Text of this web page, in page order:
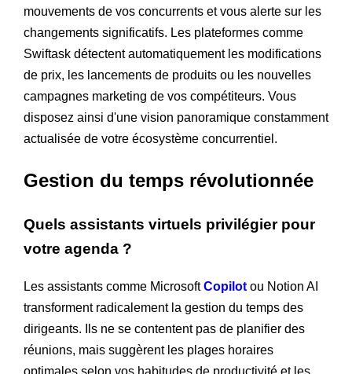
mouvements de vos concurrents et vous alerte sur les
changements significatifs. Les plateformes comme
Swiftask détectent automatiquement les modifications
de prix, les lancements de produits ou les nouvelles
campagnes marketing de vos compétiteurs. Vous
disposez ainsi d'une vision panoramique constamment
actualisée de votre écosystème concurrentiel.
Gestion du temps révolutionnée
Quels assistants virtuels privilégier pour
votre agenda ?
Les assistants comme MicrosoftCopilot ou Notion AI
transforment radicalement la gestion du temps des
dirigeants. Ils ne se contentent pas de planifier des
réunions, mais suggèrent les plages horaires
optimales selon vos habitudes de productivité et les